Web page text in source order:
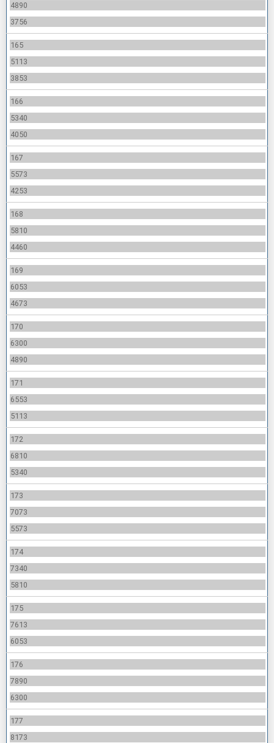
4890
3756
165
5113
3853
166
5340
4050
167
5573
4253
168
5810
4460
169
6053
4673
170
6300
4890
171
6553
5113
172
6810
5340
173
7073
5573
174
7340
5810
175
7613
6053
176
7890
6300
177
8173